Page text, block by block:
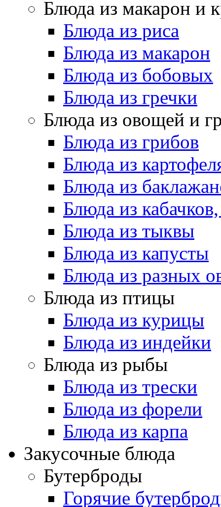
Блюда из макарон и
Блюда из риса
Блюда из макарон
Блюда из бобовых
Блюда из гречки
Блюда из овощей и
Блюда из грибов
Блюда из
Блюда из
Блюда из
Блюда из тыквы
Блюда из капусты
Блюда из разных
Блюда из птицы
Блюда из курицы
Блюда из индейки
Блюда из рыбы
Блюда из трески
Блюда из форели
Блюда из карпа
Закусочные блюда
Бутерброды
Горячие